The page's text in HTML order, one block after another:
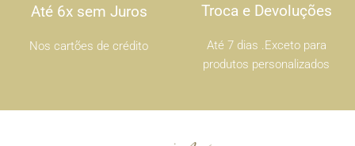
Até 6x sem Juros
Nos cartões de crédito
Troca e Devoluções
Até 7 dias .Exceto para
produtos personalizados